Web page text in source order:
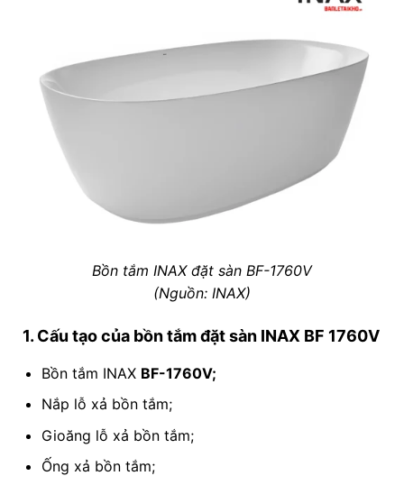
Bồn tắm INAX đặt sàn BF-1760V
(Nguồn: INAX)
1. Cấu tạo của bồn tắm đặt sàn INAX BF 1760V
Bồn tắm INAX BF-1760V;
Nắp lỗ xả bồn tắm;
Gioăng lỗ xả bồn tắm;
Ống xả bồn tắm;